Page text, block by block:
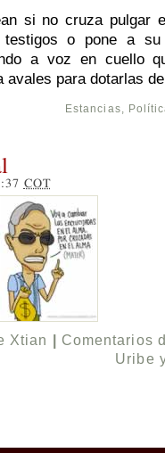
si no cruza pulgar
o pone a su
a voz en cuello
avales para dotarlas
Estancias,
COT
Xtian
Comentarios
Uribe